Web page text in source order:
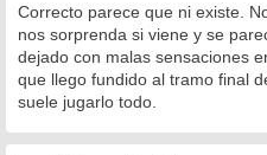
Correcto parece que ni existe.
nos sorprenda si viene y se
dejado con malas sensaciones
que llego fundido al tramo final
suele jugarlo todo.